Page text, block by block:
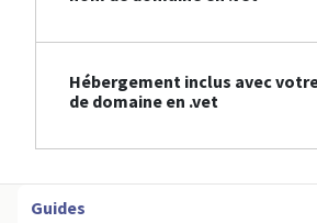
Hébergement inclus avec
de domaine en .vet
Guides